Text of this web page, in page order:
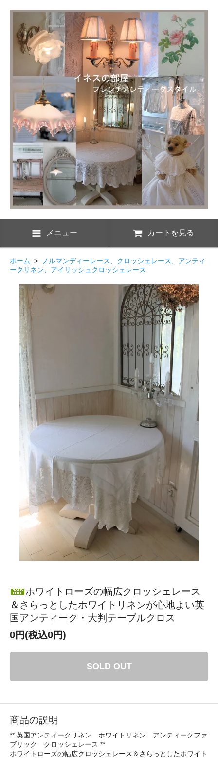
メニュー カートを見る
ホーム >
ノルマンディーレース、クロッシェレース、アンティ
ークリネン、アイリッシュクロッシェレース
ホワイトローズの幅広クロッシェレース
＆さらっとしたホワイトリネンが心地よい英
国アンティーク・大判テーブルクロス
0円(税込0円)
SOLD OUT
商品の説明
** 英国アンティークリネン ホワイトリネン アンティークファ
ブリック クロッシェレース **
ホワイトローズの幅広クロッシェレース＆さらっとしたホワイト